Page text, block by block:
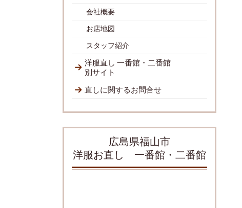
会社概要
お店地図
スタッフ紹介
洋服直し 一番館・二番館
別サイト
直しに関するお問合せ
広島県福山市
洋服お直し 一番館・二番館